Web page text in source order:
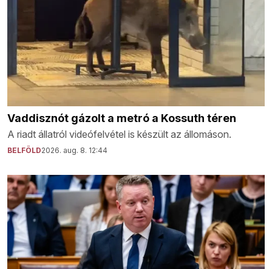
Vaddisznót gázolt a metró a Kossuth téren
A riadt állatról videófelvétel is készült az állomáson.
BELFÖLD2026. aug. 8. 12:44